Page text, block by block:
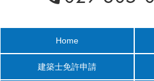
Home
建築士免許申請